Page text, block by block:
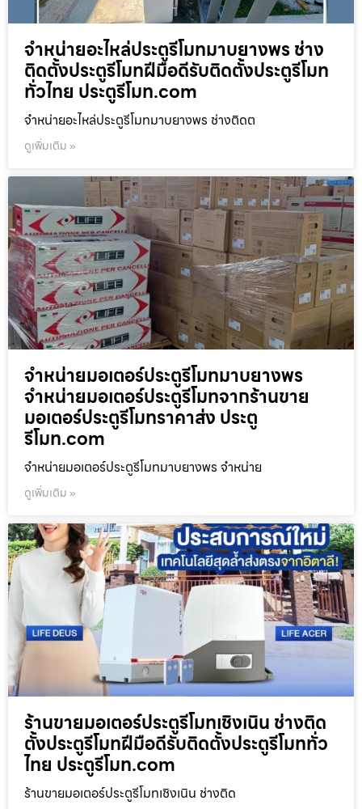
จำหน่ายอะไหล่ประตูรีโมทมาบยางพร ช่าง
ติดตั้งประตูรีโมทฝีมือดีรับติดตั้งประตูรีโมท
ทั่วไทย ประตูรีโมท.com
จำหน่ายอะไหล่ประตูรีโมทมาบยางพร ช่างติดต
ดูเพิ่มเติม »
จำหน่ายมอเตอร์ประตูรีโมทมาบยางพร
จำหน่ายมอเตอร์ประตูรีโมทจากร้านขาย
มอเตอร์ประตูรีโมทราคาส่ง ประตู
รีโมท.com
จำหน่ายมอเตอร์ประตูรีโมทมาบยางพร จำหน่าย
ดูเพิ่มเติม »
ร้านขายมอเตอร์ประตูรีโมทเชิงเนิน ช่างติด
ตั้งประตูรีโมทฝีมือดีรับติดตั้งประตูรีโมททั่ว
ไทย ประตูรีโมท.com
ร้านขายมอเตอร์ประตูรีโมทเชิงเนิน ช่างติด